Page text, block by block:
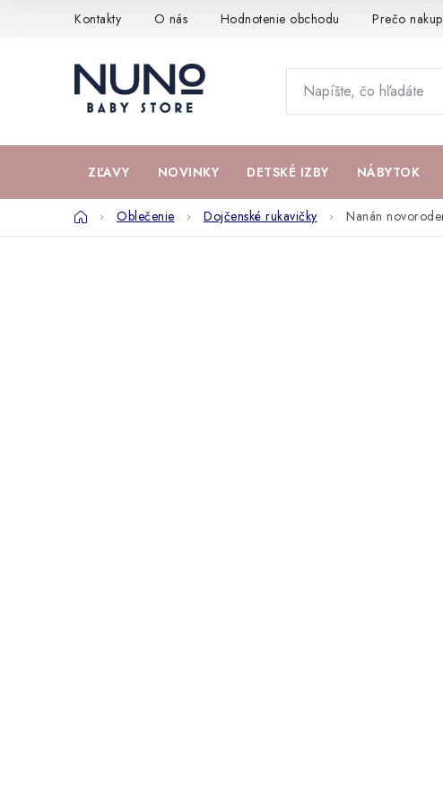
Kontakty O nás Hodnotenie obchodu Prečo
ZĽAVY NOVINKY DETSKÉ IZBY NÁBYTOK
DomovOblečenie Dojčenské rukavičky Nanán